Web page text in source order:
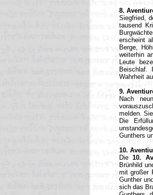
8.
Siegfried,
tausend
erscheint
Berge,
weiterhin
Leute
Beischlaf.
Wahrheit
9.
Nach
melden.
Die
Gunthers
10.
Die10.
Brünhild
mit großer
Gunther
sich das